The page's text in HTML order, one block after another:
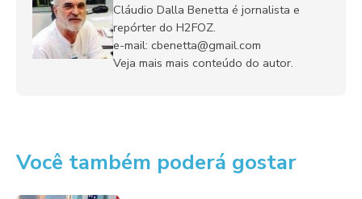
Cláudio Dalla Benetta é jornalista e
repórter do H2FOZ.
e-mail: cbenetta@gmail.com
Veja mais mais conteúdo do autor.
Você também poderá gostar